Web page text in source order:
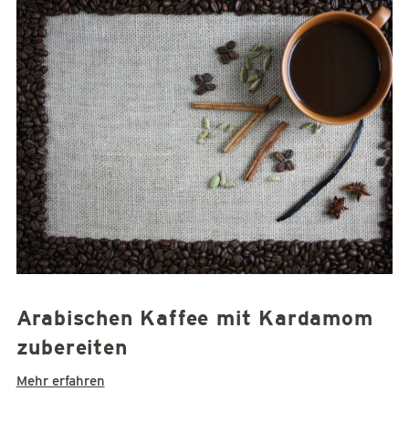
Arabischen Kaffee mit Kardamom
zubereiten
Mehr erfahren